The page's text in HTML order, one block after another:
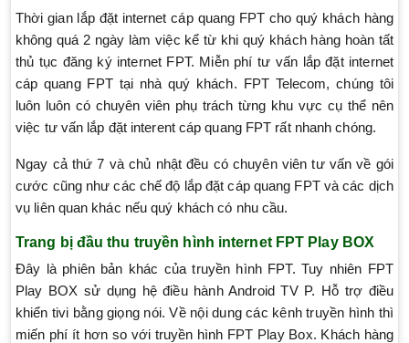
Thời gian lắp đặt internet cáp quang FPT cho quý khách hàng
không quá 2 ngày làm việc kể từ khi quý khách hàng hoàn tất
thủ tục đăng ký internet FPT. Miễn phí tư vấn lắp đặt internet
cáp quang FPT tại nhà quý khách. FPT Telecom, chúng tôi
luôn luôn có chuyên viên phụ trách từng khu vực cụ thể nên
việc tư vấn lắp đặt interent cáp quang FPT rất nhanh chóng.
Ngay cả thứ 7 và chủ nhật đều có chuyên viên tư vấn về gói
cước cũng như các chế độ lắp đặt cáp quang FPT và các dịch
vụ liên quan khác nếu quý khách có nhu cầu.
Trang bị đầu thu truyền hình internet FPT Play BOX
Đây là phiên bản khác của truyền hình FPT. Tuy nhiên FPT
Play BOX sử dụng hệ điều hành Android TV P. Hỗ trợ điều
khiển tivi bằng giọng nói. Về nội dung các kênh truyền hình thì
miến phí ít hơn so với truyền hình FPT Play Box. Khách hàng